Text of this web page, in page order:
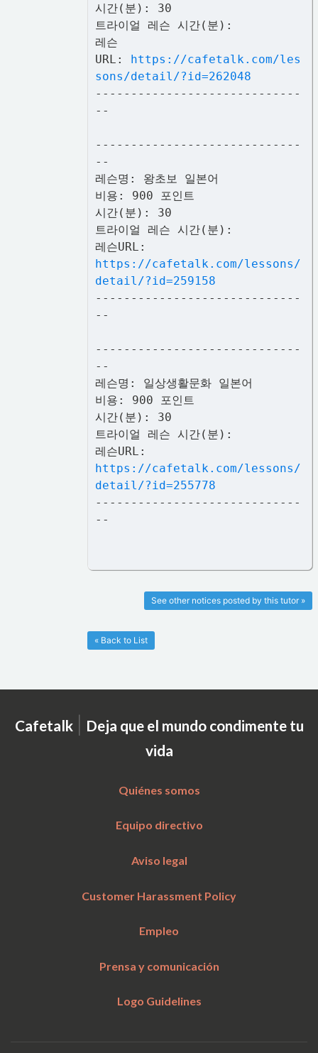
시간(분): 30
트라이얼 레슨 시간(분):
레슨
URL: https://cafetalk.com/les
sons/detail/?id=262048
-----------------------------
--
-----------------------------
--
레슨명: 왕초보 일본어
비용: 900 포인트
시간(분): 30
트라이얼 레슨 시간(분):
레슨URL:
https://cafetalk.com/lessons/
detail/?id=259158
-----------------------------
--
-----------------------------
--
레슨명: 일상생활문화 일본어
비용: 900 포인트
시간(분): 30
트라이얼 레슨 시간(분):
레슨URL:
https://cafetalk.com/lessons/
detail/?id=255778
-----------------------------
--
See other notices posted by this tutor »
« Back to List
Cafetalk | Deja que el mundo condimente tu
vida
Quiénes somos
Equipo directivo
Aviso legal
Customer Harassment Policy
Empleo
Prensa y comunicación
Logo Guidelines